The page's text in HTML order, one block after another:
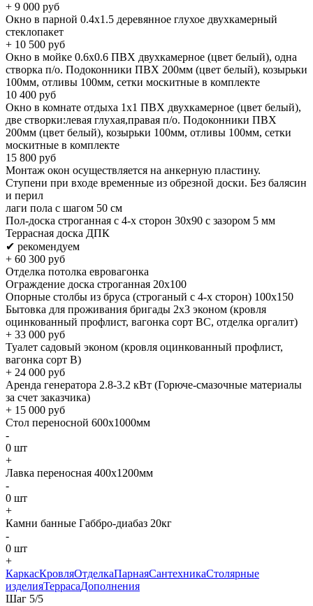
+ 9 000 руб
Окно в парной 0.4х1.5 деревянное глухое двухкамерный
стеклопакет
+ 10 500 руб
Окно в мойке 0.6х0.6 ПВХ двухкамерное (цвет белый), одна
створка п/о. Подоконники ПВХ 200мм (цвет белый), козырьки
100мм, отливы 100мм, сетки москитные в комплекте
10 400 руб
Окно в комнате отдыха 1х1 ПВХ двухкамерное (цвет белый),
две створки:левая глухая,правая п/о. Подоконники ПВХ
200мм (цвет белый), козырьки 100мм, отливы 100мм, сетки
москитные в комплекте
15 800 руб
Монтаж окон осуществляется на анкерную пластину.
Ступени при входе временные из обрезной доски. Без балясин
и перил
лаги пола с шагом 50 см
Пол-доска строганная с 4-х сторон 30х90 с зазором 5 мм
Террасная доска ДПК
✔ рекомендуем
+ 60 300 руб
Отделка потолка евровагонка
Ограждение доска строганная 20х100
Опорные столбы из бруса (строганый с 4-х сторон) 100х150
Бытовка для проживания бригады 2x3 эконом (кровля
оцинкованный профлист, вагонка сорт BC, отделка оргалит)
+ 33 000 руб
Туалет садовый эконом (кровля оцинкованный профлист,
вагонка сорт B)
+ 24 000 руб
Аренда генератора 2.8-3.2 кВт (Горюче-смазочные материалы
за счет заказчика)
+ 15 000 руб
Стол переносной 600х1000мм
-
0 шт
+
Лавка переносная 400х1200мм
-
0 шт
+
Камни банные Габбро-диабаз 20кг
-
0 шт
+
КаркасКровляОтделкаПарнаяСантехникаСтолярные
изделияТеррасаДополнения
Шаг 5/5